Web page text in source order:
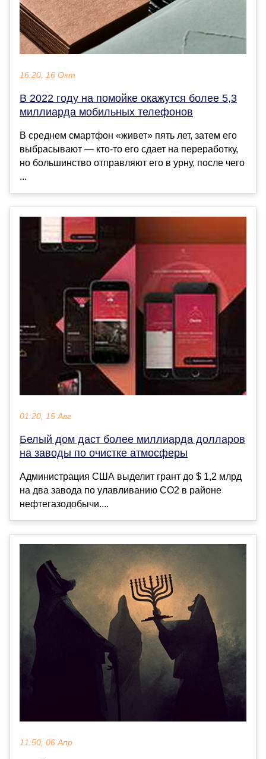
16:20, 16 Окт
В 2022 году на помойке окажутся более 5,3
миллиарда мобильных телефонов
В среднем смартфон «живет» пять лет, затем его
выбрасывают — кто-то его сдает на переработку,
но большинство отправляют его в урну, после чего
...
01:20, 15 Авг
Белый дом даст более миллиарда долларов
на заводы по очистке атмосферы
Администрация США выделит грант до $ 1,2 млрд
на два завода по улавливанию СО2 в районе
нефтегазодобычи....
11:50, 06 Апр